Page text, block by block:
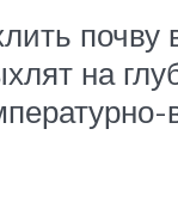
почву
на